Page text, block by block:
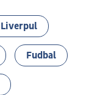
Liverpul
Fudbal